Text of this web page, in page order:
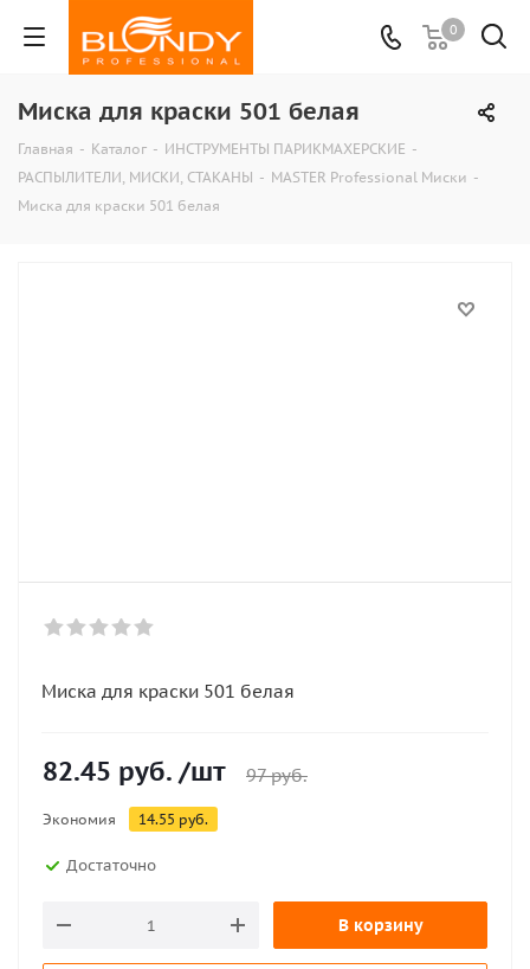
0
Миска для краски 501 белая
Главная - Каталог - ИНСТРУМЕНТЫ ПАРИКМАХЕРСКИЕ -
РАСПЫЛИТЕЛИ, МИСКИ, СТАКАНЫ - MASTER Professional Миски -
Миска для краски 501 белая
Миска для краски 501 белая
82.45 руб. /шт 97руб.
Экономия 14.55 руб.
Достаточно
В корзину